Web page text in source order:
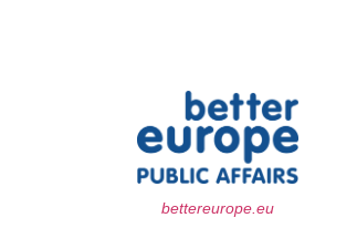
bettereurope.eu